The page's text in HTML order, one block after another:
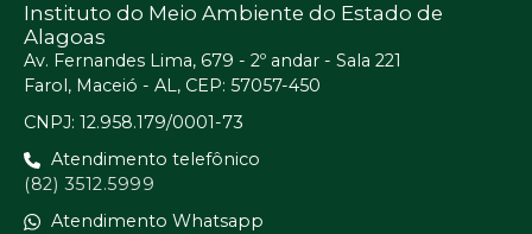
Instituto do Meio Ambiente do Estado de
Alagoas
Av. Fernandes Lima, 679 - 2º andar - Sala 221
Farol, Maceió - AL, CEP: 57057-450
CNPJ: 12.958.179/0001-73
Atendimento telefônico
(82) 3512.5999
Atendimento Whatsapp